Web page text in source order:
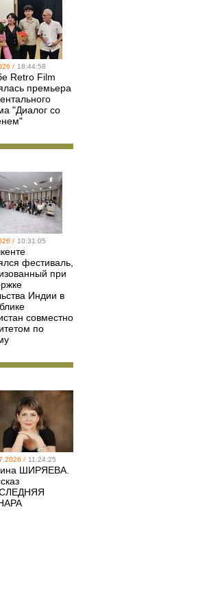
/ 18:44:58
Retro Film
премьера
"Диалог со
/ 10:31:05
фестиваль,
при
Индии в
совместно
по
/ 11:24:25
ШИРЯЕВА.